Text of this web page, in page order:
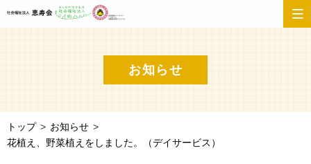
お知らせ
トップ
お知らせ
花植え、野菜植えをしました。（デイサービス）